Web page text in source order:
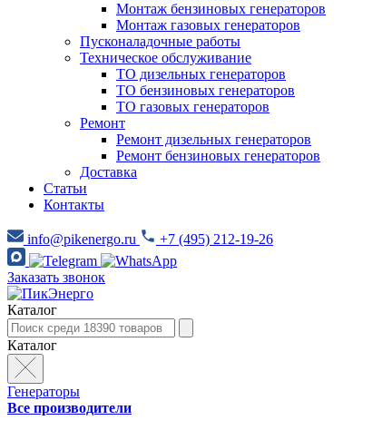
Монтаж бензиновых генераторов
Монтаж газовых генераторов
Пусконаладочные работы
Техническое обслуживание
ТО дизельных генераторов
ТО бензиновых генераторов
ТО газовых генераторов
Ремонт
Ремонт дизельных генераторов
Ремонт бензиновых генераторов
Доставка
Статьи
Контакты
info@pikenergo.ru +7 (495) 212-19-26
Заказать звонок
Каталог
Каталог
Генераторы
Все производители